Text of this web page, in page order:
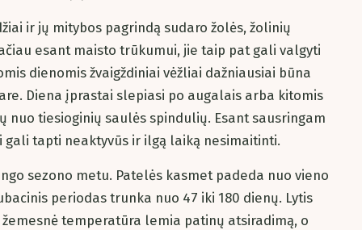
ir jų mitybos pagrindą sudaro žolės, žolinių
esant maisto trūkumui, jie taip pat gali valgyti
dienomis žvaigždiniai vėžliai dažniausiai būna
Diena įprastai slepiasi po augalais arba kitomis
nuo tiesioginių saulės spindulių. Esant sausringam
gali tapti neaktyvūs ir ilgą laiką nesimaitinti.
sezono metu. Patelės kasmet padeda nuo vieno
periodas trunka nuo 47 iki 180 dienų. Lytis
temperatūra lemia patinų atsiradimą, o